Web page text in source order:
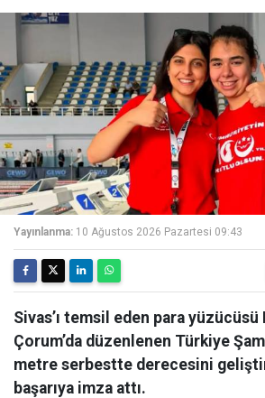
Yayınlanma: 10 Ağustos 2026 Pazartesi 09:43
Sivas’ı temsil eden para yüzücüsü
Çorum’da düzenlenen Türkiye
metre serbestte derecesini
başarıya imza attı.